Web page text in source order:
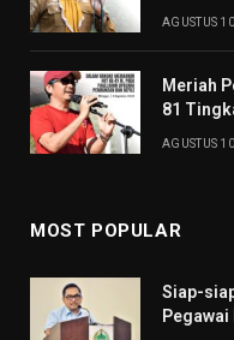
AGUSTUS
Meriah
81
AGUSTUS
MOST POPULAR
Siap-
Pegawai